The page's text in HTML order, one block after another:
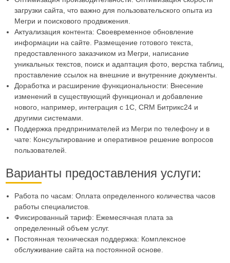
загрузки сайта, что важно для пользовательского опыта из
Мегри и поискового продвижения.
Актуализация контента: Своевременное обновление
информации на сайте. Размещение готового текста,
предоставленного заказчиком из Мегри, написание
уникальных текстов, поиск и адаптация фото, верстка таблиц,
проставление ссылок на внешние и внутренние документы.
Доработка и расширение функциональности: Внесение
изменений в существующий функционал и добавление
нового, например, интеграция с 1С, CRM Битрикс24 и
другими системами.
Поддержка предпринимателей из Мегри по телефону и в
чате: Консультирование и оперативное решение вопросов
пользователей.
Варианты предоставления услуги:
Работа по часам: Оплата определенного количества часов
работы специалистов.
Фиксированный тариф: Ежемесячная плата за
определенный объем услуг.
Постоянная техническая поддержка: Комплексное
обслуживание сайта на постоянной основе.